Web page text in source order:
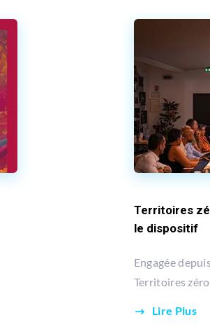
Territoires
le dispositif
Engagée
Territoires
Lire Plus